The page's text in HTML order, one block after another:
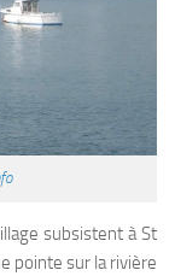
subsistent à St
pointe sur la rivière